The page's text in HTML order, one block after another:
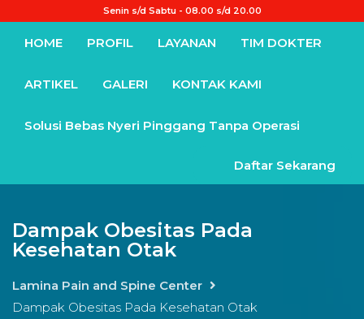
Senin s/d Sabtu - 08.00 s/d 20.00
HOME PROFIL LAYANAN TIM DOKTER
ARTIKEL GALERI KONTAK KAMI
Solusi Bebas Nyeri Pinggang Tanpa Operasi
Daftar Sekarang
Dampak Obesitas Pada
Kesehatan Otak
Lamina Pain and Spine Center
Dampak Obesitas Pada Kesehatan Otak